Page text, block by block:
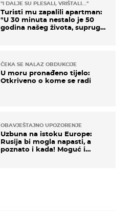
"I DALJE SU PLESALI, VRIŠTALI..."
Turisti mu zapalili apartman:
"U 30 minuta nestalo je 50
godina našeg života, supruga
ČEKA SE NALAZ OBDUKCIJE
U moru pronađeno tijelo:
Otkriveno o kome se radi
OBAVJEŠTAJNO UPOZORENJE
Uzbuna na istoku Europe:
Rusija bi mogla napasti, a
poznato i kada! Moguć i